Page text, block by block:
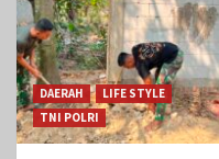
DAERAH
LIFE STYLE
TNI POLRI